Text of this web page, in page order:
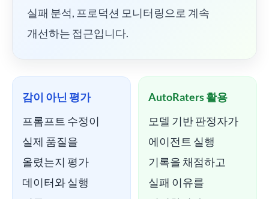
실패 분석, 프로덕션 모니터링으로 계속
개선하는 접근입니다.
감이 아닌 평가
프롬프트 수정이
실제 품질을
올렸는지 평가
데이터와 실행
AutoRaters 활용
모델 기반 판정자가
에이전트 실행
기록을 채점하고
실패 이유를